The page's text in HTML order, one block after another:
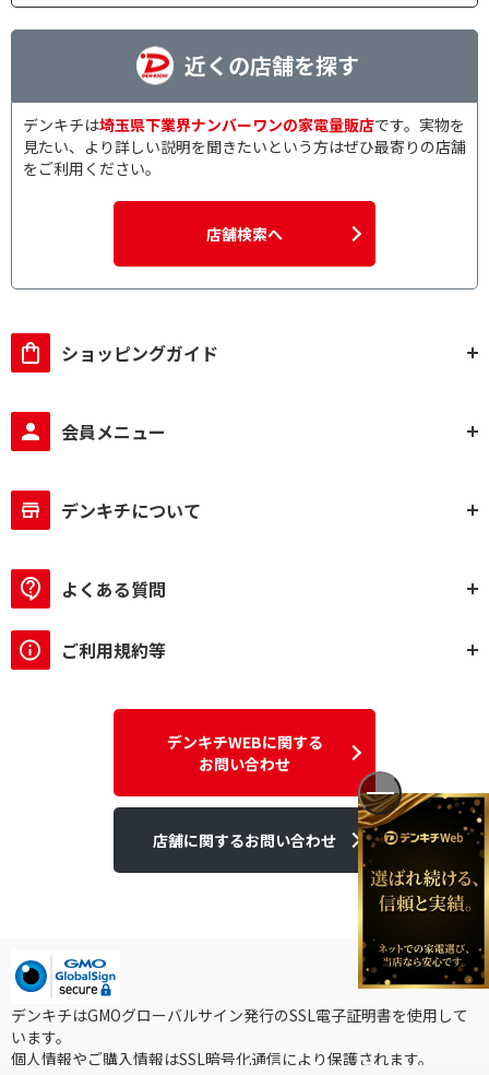
近くの店舗を探す
デンキチは埼玉県下業界ナンバーワンの家電量販店です。実物を
見たい、より詳しい説明を聞きたいという方はぜひ最寄りの店舗
をご利用ください。
店舗検索へ
ショッピングガイド
会員メニュー
デンキチについて
よくある質問
ご利用規約等
デンキチWEBに関する
お問い合わせ
店舗に関するお問い合わせ
デンキチはGMOグローバルサイン発行のSSL電子証明書を使用して
います。
個人情報やご購入情報はSSL暗号化通信により保護されます。